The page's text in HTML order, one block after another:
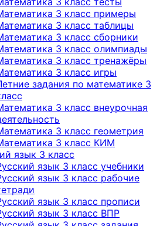
3 класс примеры
3 класс таблицы
3 класс сборники
3 класс олимпиады
3 класс тренажёры
3 класс игры
задания по математике 3
3 класс внеурочная
3 класс геометрия
3 класс КИМ
язык 3 класс
язык 3 класс учебники
язык 3 класс рабочие
язык 3 класс прописи
язык 3 класс ВПР